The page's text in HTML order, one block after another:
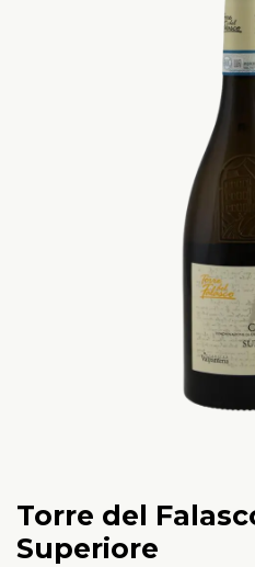
Torre del
Superiore